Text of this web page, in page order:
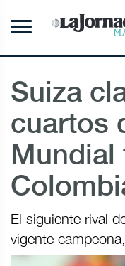
Suiza
cuartos
Mundial
El siguiente rival
vigente